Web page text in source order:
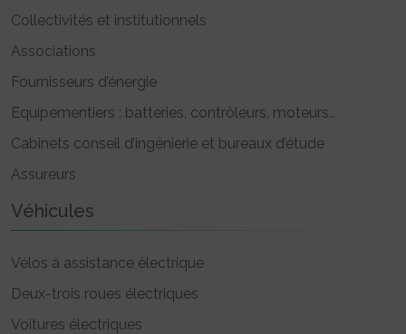
Collectivités et institutionnels
Associations
Fournisseurs d’énergie
Equipementiers : batteries, contrôleurs, moteurs..
Cabinets conseil d’ingénierie et bureaux d’étude
Assureurs
Véhicules
Vélos à assistance électrique
Deux-trois roues électriques
Voitures électriques